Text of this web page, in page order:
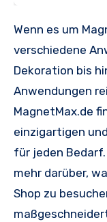
Wenn es um Magnetprodukte geht, gibt es viele
verschiedene
Dekoration bis
Anwendungen
MagnetMax.de
einzigartigen
für jeden
mehr darüber,
Shop zu